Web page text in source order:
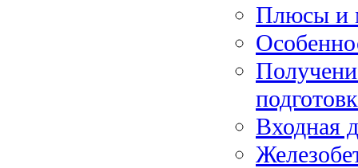
Плюсы и
Входная